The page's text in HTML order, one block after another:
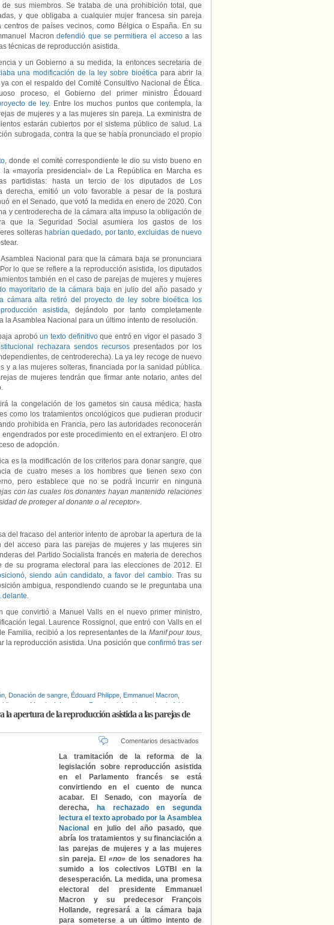
sus miembros. Se trataba de una prohibición total, que
y que obligaba a cualquier mujer francesa sin pareja
de países vecinos, como Bélgica o España. En su
Macrondefendió que se permitiera el accesoa las
técnicas de reproducción asistida.
y un Gobierno a su medida, la entonces secretaria de
una modificación de la ley sobre bioéticapara abrir la
con el respaldo del Comité Consultivo Nacional de Ética.
proceso, el Gobierno del primer ministro Édouard
de ley. Entre los muchos puntos que contempla, la
de mujeres y a las mujeres sin pareja. La exministra de
estarán cubiertos por el sistema público de salud. La
subrogada, contra la que se había pronunciado el propio
, donde el comité correspondiente le dio su visto bueno en
«mayoría presidencial» de La República en Marcha es
partidistas: hasta un tercio de los diputados de Los
derecha, emitió un voto favorable a pesar de la postura
en el Senado, que votó la medida en enero de 2020. Con
y centroderecha de la cámara alta impuso la obligación de
que la Seguridad Social asumiera los gastos de los
solteras habrían quedado, por tanto, excluidas de nuevo
Nacional para que la cámara baja se pronunciara
lo que se refiere a la reproducción asistida, los diputados
también en el caso de parejas de mujeres y mujeres
mayoritario de la cámara baja en julio del año pasado y
cámara alta retiró del proyecto de ley sobre bioética los
asistida, dejándolo por tanto completamente
la Asamblea Nacional para un último intento de resolución.
aprobóun texto definitivoque entró en vigor el pasado 3
rechazara sendos recursospresentados por los
de centroderecha). La ya ley recoge de nuevo
y a las mujeres solteras, financiada por la sanidad pública.
de mujeres tendrán que firmar ante notario, antes del
la congelación de los gametos sin causa médica; hasta
como los tratamientos oncológicos que pudieran producir
prohibida en Francia, pero las autoridades reconocerán
por este procedimiento en el extranjero. El otro
de adopción.
es la modificación de los criterios para donar sangre, que
de cuatro meses a los hombres que tienen sexo con
pero establece que no se podrá incurrir en ninguna
con las cuales los donantes hayan mantenido relaciones
de proteger al donante o al receptor».
del fracaso del anterior intento de aprobar la apertura de la
acceso para las parejas de mujeres y las mujeres sin
del Partido Socialista francés en materia de derechos
de su programa electoral para las elecciones de 2012. El
siendo aún candidato, a favor del cambio. Tras su
ambigua, respondiendo cuando se le preguntaba una
delante.
que convirtió a Manuel Valls en el nuevo primer ministro,
legal. Laurence Rossignol, que entró con Valls en el
Familia, recibió a los representantes de la Manif pour tous,
la reproducción asistida. Una posición que confirmó tras ser
Donación de sangre Édouard Philippe Emmanuel Macron
en Marche ! Laurence Rossignol Lesbianas Lesbofobia
Manuel Valls,Marléne Schiappa,Partido Socialista francés,
la apertura de la reproducción asistida a las parejas de
Comentarios desactivados
La tramitación de la reforma de la
legislación sobre reproducción asistida
en el Parlamento francés se está
convirtiendo en el cuento de nunca
acabar. El Senado, con mayoría de
derecha,
ha rechazado en segunda
lectura el texto aprobado por la Asamblea
Nacional
en julio del año pasado, que
abría los tratamientos y su financiación a
las parejas de mujeres y a las mujeres
sin pareja. El «no»de los senadores ha
sumido a los colectivos LGTBI en la
desesperación. La medida, una promesa
electoral del presidente Emmanuel
Macron y su predecesor François
Hollande, regresará a la cámara baja
para someterse a un último intento de